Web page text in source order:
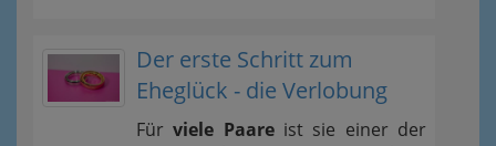
Der erste Schritt zum
Eheglück - die Verlobung
Fürviele Paareist sie einer der